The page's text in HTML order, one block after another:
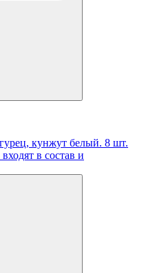
кунжут белый. 8 шт.
в состав и